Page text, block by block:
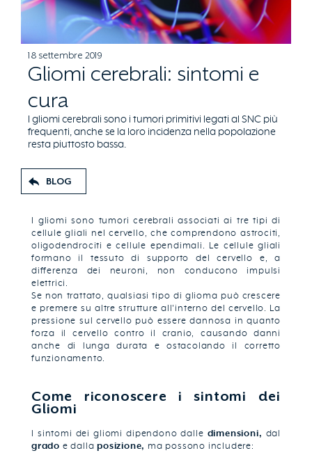
18 settembre 2019
Gliomi cerebrali: sintomi e
cura
I gliomi cerebrali sono i tumori primitivi legati al SNC più
frequenti, anche se la loro incidenza nella popolazione
resta piuttosto bassa.
BLOG
I gliomi sono tumori cerebrali associati ai tre tipi di
cellule gliali nel cervello, che comprendono astrociti,
oligodendrociti e cellule ependimali. Le cellule gliali
formano il tessuto di supporto del cervello e, a
differenza dei neuroni, non conducono impulsi
elettrici.
Se non trattato, qualsiasi tipo di glioma può crescere
e premere su altre strutture all'interno del cervello. La
pressione sul cervello può essere dannosa in quanto
forza il cervello contro il cranio, causando danni
anche di lunga durata e ostacolando il corretto
funzionamento.
Come riconoscere i sintomi dei
Gliomi
I sintomi dei gliomi dipendono dalle dimensioni, dal
grado e dallaposizione, ma possono includere: